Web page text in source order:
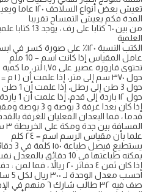
المدة فكم يعيش التمساح تقريبا
من بين ٦٠ كتابا
العلمية
الكتب النسبة ١٢٠٪ على صورة كسر في ابسط صورة
عامل المقياس إذا كانت اسم – 10 ملم
تحتوى قارورة عصير على ١,٧٥ لتر، ما كمية العصير بالملتي
حول ٣٧٠ سم إلى متر، إذا علمت أن ( ۱ م = ١٠٠ سم )
حول 3 طن إلى رطل، إذا علمت أن 1 طن ۲۰۰۰۰ رطل
حول ۱۲ باردة إلى قدم، إذا علمت أن 1 ياردة – 3 قدم
قدما ، فما البعدان الفعليان للغرفة
علما بأن مقياس الرسم اسم = ٢٤ كلم
يمكنه طباعتها في 10 دقائق بالمعدل نفسه
إذا كان ثمن ٤ دفاتر ٢٠ ريالاً ، فما لمن : دفاتر بسعر الوحدة نفسه؟
احسب معدل الوحدة لـ ٣٠٠ ريال لكل 5 ساعات
صف فيه ٣٢ طالب